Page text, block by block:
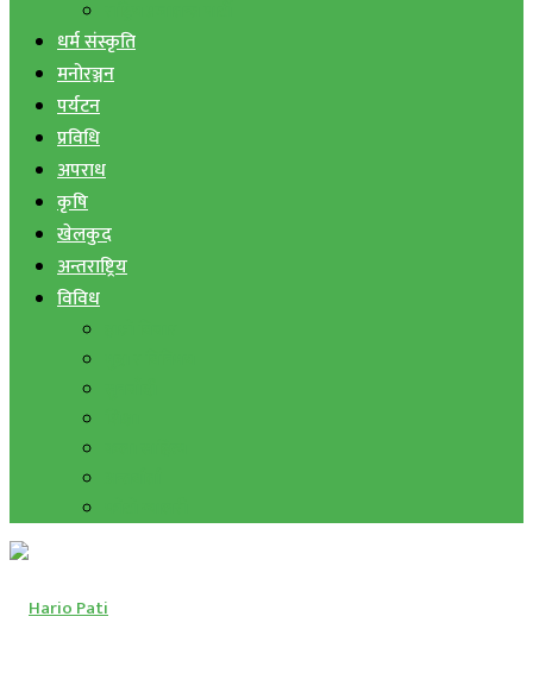
धर्म संस्कृति
मनोरञ्जन
पर्यटन
प्रविधि
अपराध
कृषि
खेलकुद
अन्तराष्ट्रिय
विविध